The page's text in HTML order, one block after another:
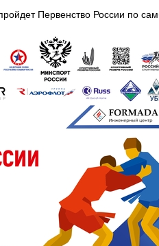
Первенство России по